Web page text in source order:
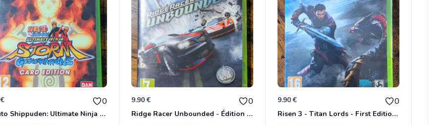
0
Naruto Shippuden: Ultimate Ninja Storm Generations - Card Edition Xbox 360
9.90 € 0
Ridge Racer Unbounded - Édition Limitée Xbox 360
9.90 € 0
Risen 3 - Titan Lords - First Edition Xbox 360